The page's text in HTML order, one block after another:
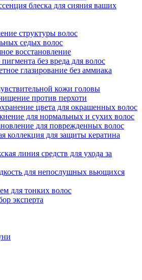
блеска для сияния ваших
структуры волос
седых волос
восстановление
без вреда для волос
глазирование без аммиака
кожи головы
против перхоти
цвета для окрашенных волос
для нормальных и сухих волос
для поврежденных волос
коллекция для защиты кератина
линия средств для ухода за
для непослушных вьющихся
для тонких волос
эксперта